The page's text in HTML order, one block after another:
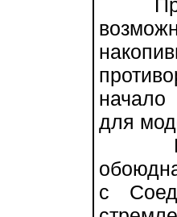
При
начало
для
с